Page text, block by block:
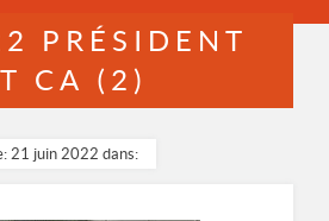
PRÉSIDENT
CA (2)
21 juin 2022 dans: